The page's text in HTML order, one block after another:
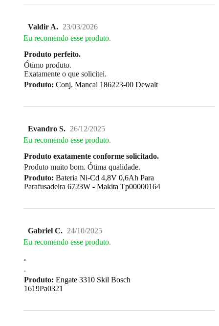
Valdir A. 23/03/2026
Eu recomendo esse produto.
Produto perfeito.
Ótimo produto.
Exatamente o que solicitei.
Produto: Conj. Mancal 186223-00 Dewalt
Evandro S. 26/12/2025
Eu recomendo esse produto.
Produto exatamente conforme solicitado.
Produto muito bom. Ótima qualidade.
Produto: Bateria Ni-Cd 4,8V 0,6Ah Para
Parafusadeira 6723W - Makita Tp00000164
Gabriel C. 24/10/2025
Eu recomendo esse produto.
.
.
Produto: Engate 3310 Skil Bosch
1619Pa0321